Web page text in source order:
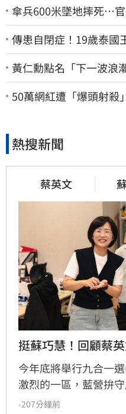
傘兵600米墜地摔死…
傳患自閉症！19歲泰國
黃仁勳點名「下一波
股這族群全面噴出
50萬網紅遭「爆頭射殺
熱搜新聞
蔡英文
挺蘇巧慧！回顧蔡
今年底將舉行九合一
激烈的一區，藍營拚
參選人李四川與民進
-207分鐘前